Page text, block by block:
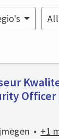
Officer
• +1